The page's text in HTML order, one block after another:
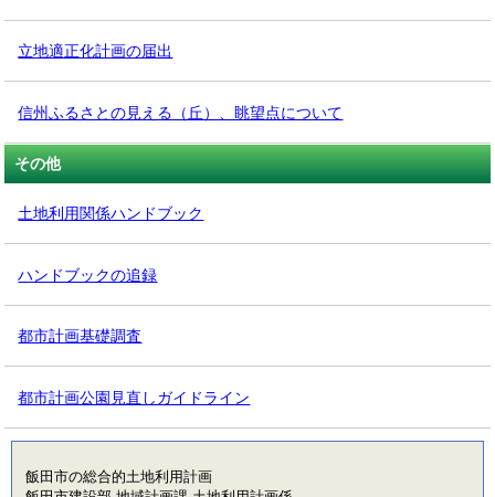
立地適正化計画の届出
信州ふるさとの見える（丘）、眺望点について
その他
土地利用関係ハンドブック
ハンドブックの追録
都市計画基礎調査
都市計画公園見直しガイドライン
飯田市の総合的土地利用計画